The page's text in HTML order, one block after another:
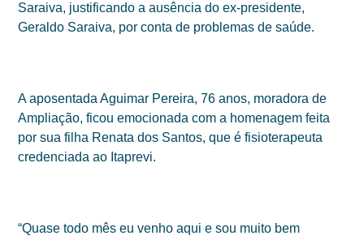
Saraiva, justificando a ausência do ex-presidente,
Geraldo Saraiva, por conta de problemas de saúde.
A aposentada Aguimar Pereira, 76 anos, moradora de
Ampliação, ficou emocionada com a homenagem feita
por sua filha Renata dos Santos, que é fisioterapeuta
credenciada ao Itaprevi.
“Quase todo mês eu venho aqui e sou muito bem